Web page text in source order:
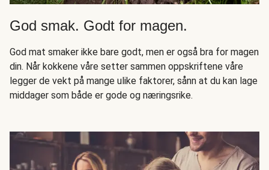
God smak. Godt for magen.
God mat smaker ikke bare godt, men er også bra for magen
din. Når kokkene våre setter sammen oppskriftene våre
legger de vekt på mange ulike faktorer, sånn at du kan lage
middager som både er gode og næringsrike.